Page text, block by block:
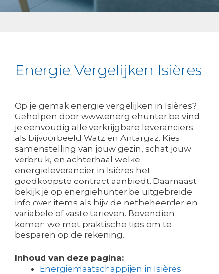
Energie Vergelijken Isières
Op je gemak energie vergelijken in Isières?
Geholpen door www.energiehunter.be vind
je eenvoudig alle verkrijgbare leveranciers
als bijvoorbeeld Watz en Antargaz. Kies
samenstelling van jouw gezin, schat jouw
verbruik, en achterhaal welke
energieleverancier in Isières het
goedkoopste contract aanbiedt. Daarnaast
bekijk je op energiehunter.be uitgebreide
info over items als bijv. de netbeheerder en
variabele of vaste tarieven. Bovendien
komen we met praktische tips om te
besparen op de rekening.
Inhoud van deze pagina:
Energiemaatschappijen in Isières